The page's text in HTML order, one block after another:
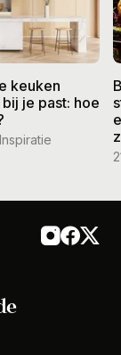
keuken
je past: hoe
Inspiratie